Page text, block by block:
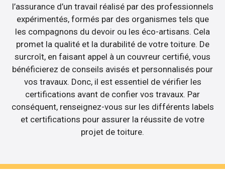
l’assurance d’un travail réalisé par des professionnels
expérimentés, formés par des organismes tels que
les compagnons du devoir ou les éco-artisans. Cela
promet la qualité et la durabilité de votre toiture. De
surcroît, en faisant appel à un couvreur certifié, vous
bénéficierez de conseils avisés et personnalisés pour
vos travaux. Donc, il est essentiel de vérifier les
certifications avant de confier vos travaux. Par
conséquent, renseignez-vous sur les différents labels
et certifications pour assurer la réussite de votre
projet de toiture.